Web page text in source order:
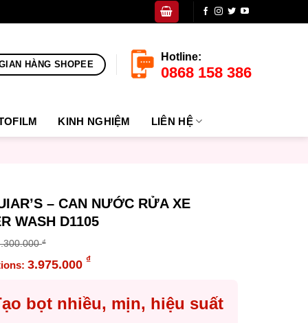
HÀNG SHOPEE
Hotline:
0868 158 386
KINH NGHIỆM LIÊN HỆ
– CAN NƯỚC RỬA XE
WASH D1105
₫
₫.
3.975.000 ₫
bọt nhiều, mịn, hiệu suất